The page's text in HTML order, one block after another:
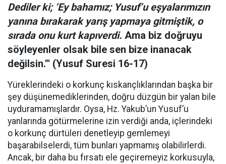
Dediler ki; ‘Ey bahamız; Yusuf’u eşyalarımızın
yanına bırakarak yarış yapmaya gitmiştik, o
sırada onu kurt kapıverdi. Ama biz doğruyu
söyleyenler olsak bile sen bize inanacak
değilsin.'" (Yusuf Suresi 16-17)
Yüreklerindeki o korkunç kıskançlıklarından başka bir
şey düşünemediklerinden, doğru düzgün bir yalan bile
uyduramamışlardır. Oysa, Hz. Yakub’un Yusuf’u
yanlarında götürmelerine izin verdiği anda, içlerindeki
o korkunç dürtüleri denetleyip gemlemeyi
başarabilselerdi, tüm bunları yapmamış olabilirlerdi.
Ancak, bir daha bu fırsatı ele geçiremeyiz korkusuyla,